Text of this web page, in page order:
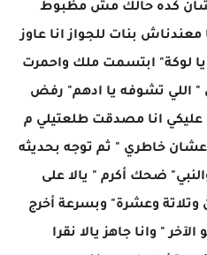
عشان كده حالك مش مظبوط
بنات للجواز انا عاوز
لوكة" ابتسمت ملك واحمرت
" اللي تشوفه يا ادهم" رفض
عليكي انا مصدقت طلعتيلي م
عشان خاطري " ثم توجه بحديثه
ضحك أكرم " يالا على
وتلاتة وعشرة" وبسرعة أخرج
" وانا جاهز يالا نقرا